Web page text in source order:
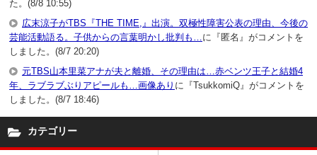
た。(8/8 10:55)
広末涼子がTBS『THE TIME,』出演。双極性障害公表の理由、今後の
芸能活動語る。子供からの言葉明かし批判も… に『匿名』がコメントを
しました。(8/7 20:20)
元TBS山本里菜アナが夫と離婚、その理由は…赤ベンツ王子と結婚4
年、ラブラブぶりアピールも…画像あり に『TsukkomiQ』がコメントを
しました。(8/7 18:46)
カテゴリー